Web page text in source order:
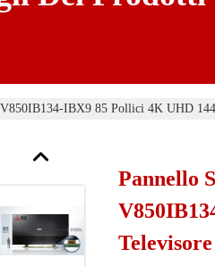
IBX9 85 Pollici 4K UHD
Pannello